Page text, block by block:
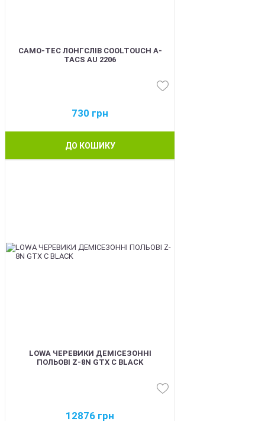
CAMO-TEC ЛОНГСЛІВ COOLTOUCH A-
TACS AU 2206
730 грн
ДО КОШИКУ
LOWA ЧЕРЕВИКИ ДЕМІСЕЗОННІ
ПОЛЬОВІ Z-8N GTX C BLACK
12876 грн